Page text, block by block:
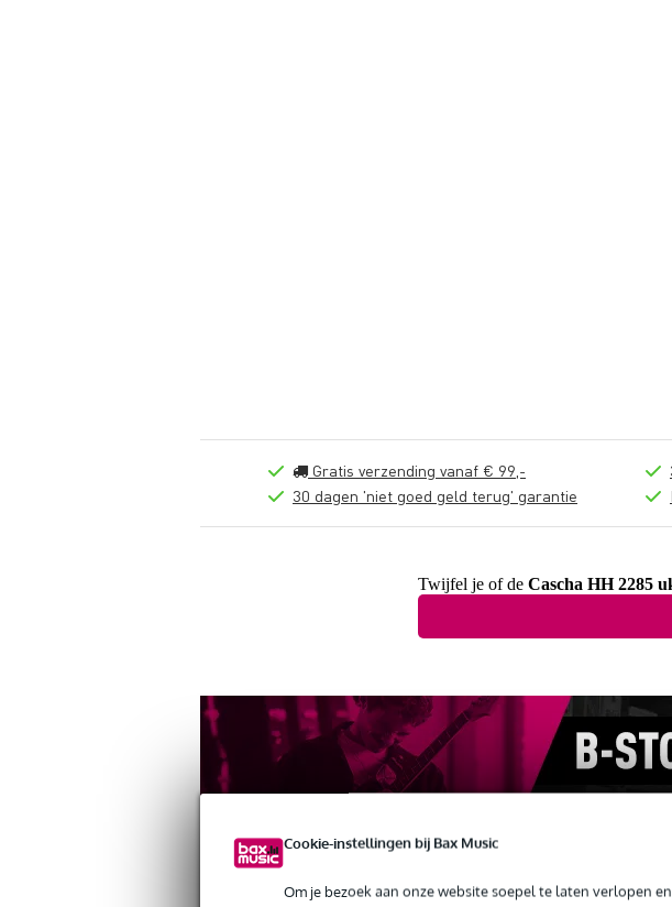
Cookie-instellingen bij Bax Music
Om je bezoek aan onze website soepel te laten verlopen
Gratis verzending vanaf € 99,-
30 dagen 'niet goed geld terug' garantie
Twijfel je of de Cascha HH 2285